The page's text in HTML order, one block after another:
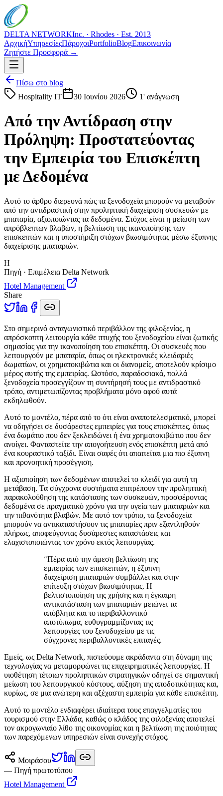
DELTA NETWORKInc. · Rhodes · Est. 2013
ΑρχικήΥπηρεσίεςΠάροχοιPortfolioBlogΕπικοινωνία
Ζητήστε Προσφορά →
Πίσω στο blog
Hospitality IT
30 Ιουνίου 2026 1' ανάγνωση
Από την Αντίδραση στην
Πρόληψη: Προστατεύοντας
την Εμπειρία του Επισκέπτη
με Δεδομένα
Αυτό το άρθρο διερευνά πώς τα ξενοδοχεία μπορούν να μεταβούν
από την αντιδραστική στην προληπτική διαχείριση συσκευών με
μπαταρία, αξιοποιώντας τα δεδομένα. Στόχος είναι η μείωση των
απρόβλεπτων βλαβών, η βελτίωση της ικανοποίησης των
επισκεπτών και η υποστήριξη στόχων βιωσιμότητας μέσω έξυπνης
διαχείρισης μπαταριών.
H
Πηγή · Επιμέλεια Delta Network
Hotel Management
Share
Στο σημερινό ανταγωνιστικό περιβάλλον της φιλοξενίας, η
απρόσκοπτη λειτουργία κάθε πτυχής του ξενοδοχείου είναι ζωτικής
σημασίας για την ικανοποίηση του επισκέπτη. Οι συσκευές που
λειτουργούν με μπαταρία, όπως οι ηλεκτρονικές κλειδαριές
δωματίων, οι χρηματοκιβώτια και οι διανομείς, αποτελούν κρίσιμο
μέρος αυτής της εμπειρίας. Ωστόσο, παραδοσιακά, πολλά
ξενοδοχεία προσεγγίζουν τη συντήρησή τους με αντιδραστικό
τρόπο, αντιμετωπίζοντας προβλήματα μόνο αφού αυτά
εκδηλωθούν.
Αυτό το μοντέλο, πέρα από το ότι είναι αναποτελεσματικό, μπορεί
να οδηγήσει σε δυσάρεστες εμπειρίες για τους επισκέπτες, όπως
ένα δωμάτιο που δεν ξεκλειδώνει ή ένα χρηματοκιβώτιο που δεν
ανοίγει. Φανταστείτε την απογοήτευση ενός επισκέπτη μετά από
ένα κουραστικό ταξίδι. Είναι σαφές ότι απαιτείται μια πιο έξυπνη
και προνοητική προσέγγιση.
Η αξιοποίηση των δεδομένων αποτελεί το κλειδί για αυτή τη
μετάβαση. Τα σύγχρονα συστήματα επιτρέπουν την προληπτική
παρακολούθηση της κατάστασης των συσκευών, προσφέροντας
δεδομένα σε πραγματικό χρόνο για την υγεία των μπαταριών και
την πιθανότητα βλαβών. Με αυτό τον τρόπο, τα ξενοδοχεία
μπορούν να αντικαταστήσουν τις μπαταρίες πριν εξαντληθούν
πλήρως, αποφεύγοντας δυσάρεστες καταστάσεις και
ελαχιστοποιώντας τον χρόνο εκτός λειτουργίας.
“Πέρα από την άμεση βελτίωση της
εμπειρίας των επισκεπτών, η έξυπνη
διαχείριση μπαταριών συμβάλλει και στην
επίτευξη στόχων βιωσιμότητας. Η
βελτιστοποίηση της χρήσης και η έγκαιρη
αντικατάσταση των μπαταριών μειώνει τα
απόβλητα και το περιβαλλοντικό
αποτύπωμα, ευθυγραμμίζοντας τις
λειτουργίες του ξενοδοχείου με τις
σύγχρονες περιβαλλοντικές επιταγές.
Εμείς, ως Delta Network, πιστεύουμε ακράδαντα στη δύναμη της
τεχνολογίας να μεταμορφώνει τις επιχειρηματικές λειτουργίες. Η
υιοθέτηση τέτοιων προληπτικών στρατηγικών οδηγεί σε σημαντική
μείωση του λειτουργικού κόστους, αύξηση της αποδοτικότητας και,
κυρίως, σε μια ανώτερη και αξέχαστη εμπειρία για κάθε επισκέπτη.
Αυτό το μοντέλο ενδιαφέρει ιδιαίτερα τους επαγγελματίες του
τουρισμού στην Ελλάδα, καθώς ο κλάδος της φιλοξενίας αποτελεί
τον ακρογωνιαίο λίθο της οικονομίας και η βελτίωση της ποιότητας
των παρεχόμενων υπηρεσιών είναι συνεχής στόχος.
Μοιράσου
— Πηγή πρωτοτύπου
Hotel Management